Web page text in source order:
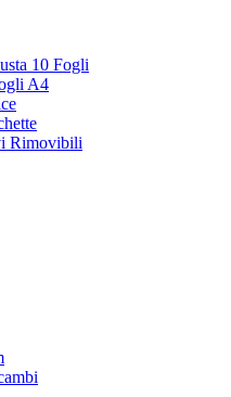
10 Fogli
A4
Rimovibili